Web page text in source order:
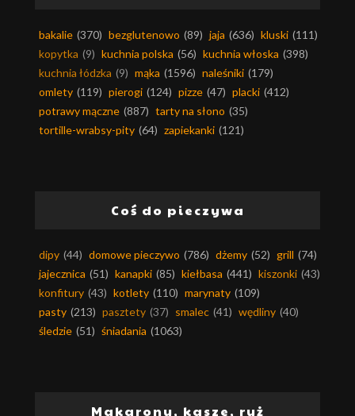
bakalie (370) bezglutenowo (89) jaja (636) kluski (111)
kopytka (9) kuchnia polska (56) kuchnia włoska (398)
kuchnia łódzka (9) mąka (1596) naleśniki (179)
omlety (119) pierogi (124) pizze (47) placki (412)
potrawy mączne (887) tarty na słono (35)
tortille-wrabsy-pity (64) zapiekanki (121)
Coś do pieczywa
dipy (44) domowe pieczywo (786) dżemy (52) grill (74)
jajecznica (51) kanapki (85) kiełbasa (441) kiszonki (43)
konfitury (43) kotlety (110) marynaty (109)
pasty (213) pasztety (37) smalec (41) wędliny (40)
śledzie (51) śniadania (1063)
Makarony, kasze, ryż